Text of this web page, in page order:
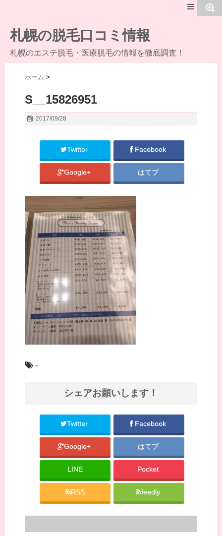
MENU
札幌の脱毛口コミ情報
札幌のエステ脱毛・医療脱毛の情報を徹底調査！
ホーム >
S__15826951
2017/09/28
Twitter Facebook
Google+ はてブ
-
シェアお願いします！
Twitter Facebook
Google+ はてブ
LINE Pocket
RSS feedly